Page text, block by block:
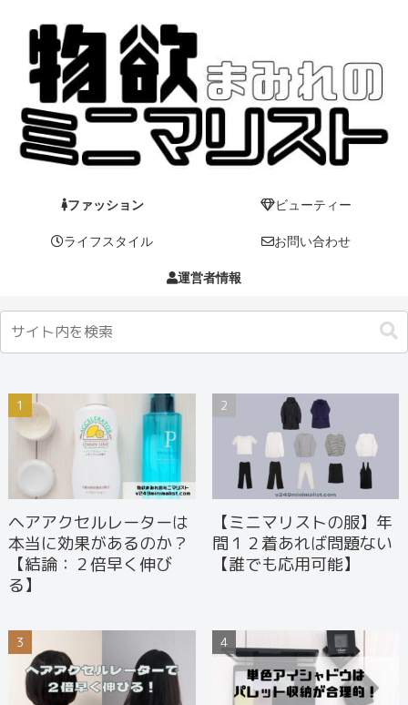
ファッション ビューティー
ライフスタイル お問い合わせ
運営者情報
ヘアアクセルレーターは
本当に効果があるのか？
【結論：２倍早く伸び
る】
【ミニマリストの服】年
間１２着あれば問題ない
【誰でも応用可能】